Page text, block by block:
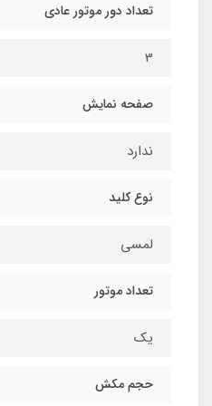
تعداد دور موتور عادی
3
صفحه نمایش
ندارد
نوع کلید
لمسی
تعداد موتور
یک
حجم مکش